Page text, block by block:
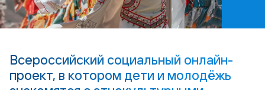
Всероссийский социальный онлайн-
проект, в котором дети и молодёжь